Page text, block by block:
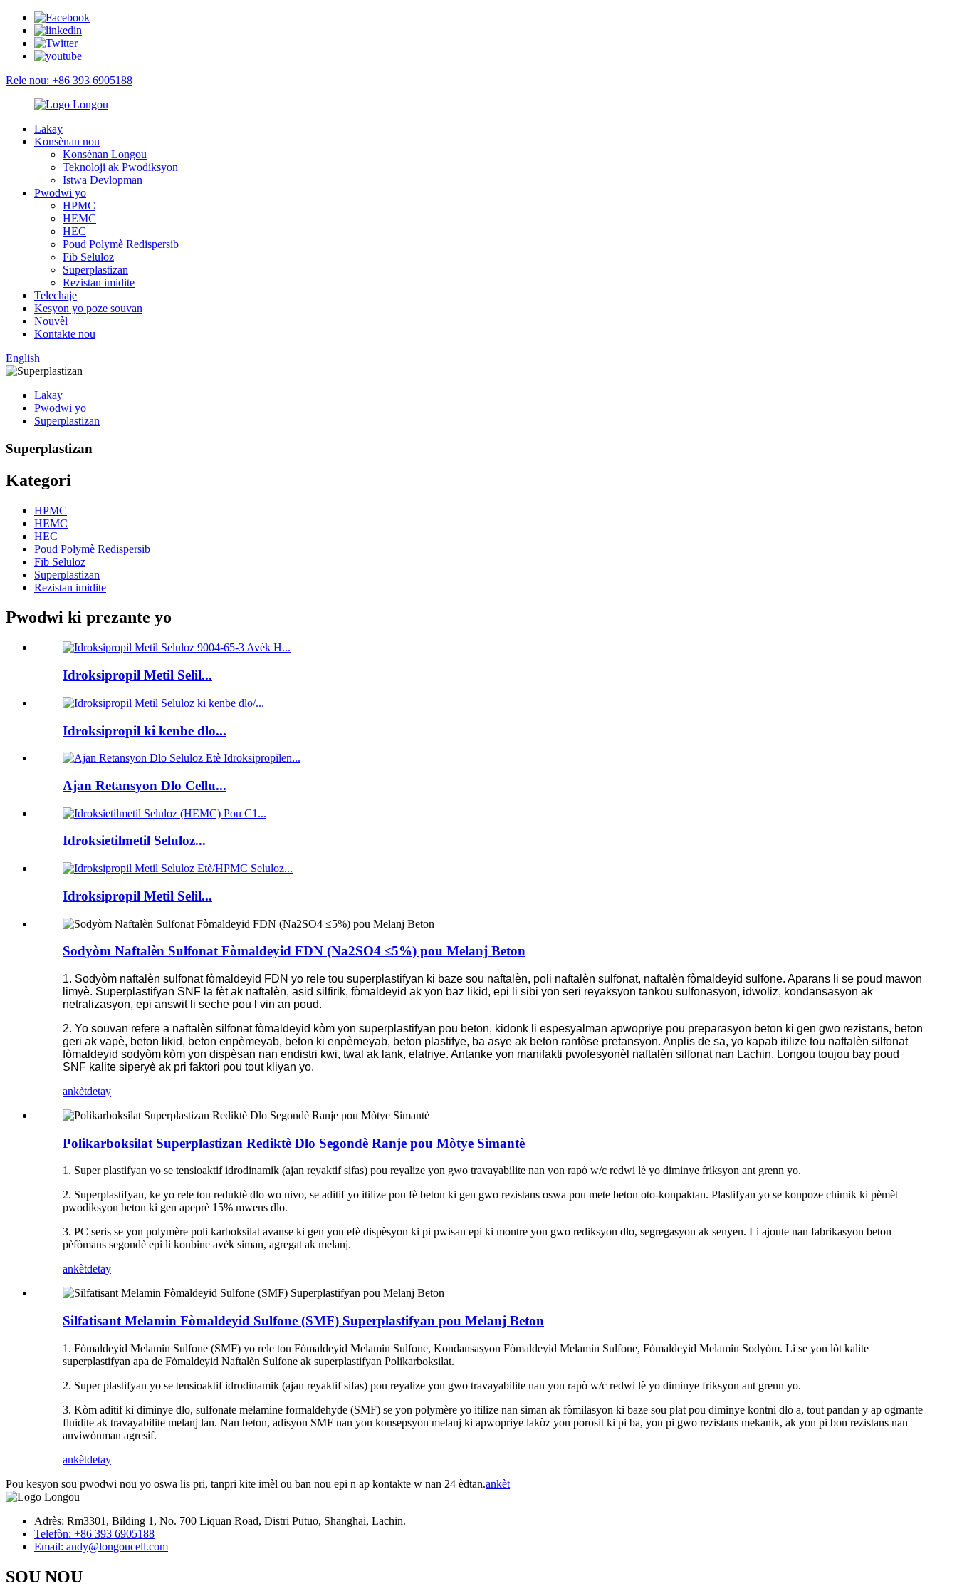
Rele nou: +86 393 6905188
Lakay
Konsènan nou
Konsènan Longou
Teknoloji ak Pwodiksyon
Istwa Devlopman
Pwodwi yo
HPMC
HEMC
HEC
Poud Polymè Redispersib
Fib Seluloz
Superplastizan
Rezistan imidite
Telechaje
Kesyon yo poze souvan
Nouvèl
Kontakte nou
English
Lakay
Pwodwi yo
Superplastizan
Superplastizan
Kategori
HPMC
HEMC
HEC
Poud Polymè Redispersib
Fib Seluloz
Superplastizan
Rezistan imidite
Pwodwi ki prezante yo
Idroksipropil Metil Selil...
Idroksipropil ki kenbe dlo...
Ajan Retansyon Dlo Cellu...
Idroksietilmetil Seluloz...
Idroksipropil Metil Selil...
Sodyòm Naftalèn Sulfonat Fòmaldeyid FDN (Na2SO4 ≤5%) pou Melanj Beton
1. Sodyòm naftalèn sulfonat fòmaldeyid FDN yo rele tou superplastifyan ki baze sou naftalèn, poli naftalèn sulfonat, naftalèn fòmaldeyid sulfone. Aparans li se poud mawon
limyè. Superplastifyan SNF la fèt ak naftalèn, asid silfirik, fòmaldeyid ak yon baz likid, epi li sibi yon seri reyaksyon tankou sulfonasyon, idwoliz, kondansasyon ak
netralizasyon, epi answit li seche pou l vin an poud.
2. Yo souvan refere a naftalèn silfonat fòmaldeyid kòm yon superplastifyan pou beton, kidonk li espesyalman apwopriye pou preparasyon beton ki gen gwo rezistans, beton
geri ak vapè, beton likid, beton enpèmeyab, beton ki enpèmeyab, beton plastifye, ba asye ak beton ranfòse pretansyon. Anplis de sa, yo kapab itilize tou naftalèn silfonat
fòmaldeyid sodyòm kòm yon dispèsan nan endistri kwi, twal ak lank, elatriye. Antanke yon manifakti pwofesyonèl naftalèn silfonat nan Lachin, Longou toujou bay poud
SNF kalite siperyè ak pri faktori pou tout kliyan yo.
ankètdetay
Polikarboksilat Superplastizan Rediktè Dlo Segondè Ranje pou Mòtye Simantè
1. Super plastifyan yo se tensioaktif idrodinamik (ajan reyaktif sifas) pou reyalize yon gwo travayabilite nan yon rapò w/c redwi lè yo diminye friksyon ant grenn yo.
2. Superplastifyan, ke yo rele tou reduktè dlo wo nivo, se aditif yo itilize pou fè beton ki gen gwo rezistans oswa pou mete beton oto-konpaktan. Plastifyan yo se konpoze chimik ki pèmèt
pwodiksyon beton ki gen apeprè 15% mwens dlo.
3. PC seris se yon polymère poli karboksilat avanse ki gen yon efè dispèsyon ki pi pwisan epi ki montre yon gwo rediksyon dlo, segregasyon ak senyen. Li ajoute nan fabrikasyon beton
pèfòmans segondè epi li konbine avèk siman, agregat ak melanj.
ankètdetay
Silfatisant Melamin Fòmaldeyid Sulfone (SMF) Superplastifyan pou Melanj Beton
1. Fòmaldeyid Melamin Sulfone (SMF) yo rele tou Fòmaldeyid Melamin Sulfone, Kondansasyon Fòmaldeyid Melamin Sulfone, Fòmaldeyid Melamin Sodyòm. Li se yon lòt kalite
superplastifyan apa de Fòmaldeyid Naftalèn Sulfone ak superplastifyan Polikarboksilat.
2. Super plastifyan yo se tensioaktif idrodinamik (ajan reyaktif sifas) pou reyalize yon gwo travayabilite nan yon rapò w/c redwi lè yo diminye friksyon ant grenn yo.
3. Kòm aditif ki diminye dlo, sulfonate melamine formaldehyde (SMF) se yon polymère yo itilize nan siman ak fòmilasyon ki baze sou plat pou diminye kontni dlo a, tout pandan y ap ogmante
fluidite ak travayabilite melanj lan. Nan beton, adisyon SMF nan yon konsepsyon melanj ki apwopriye lakòz yon porosit ki pi ba, yon pi gwo rezistans mekanik, ak yon pi bon rezistans nan
anviwònman agresif.
ankètdetay
Pou kesyon sou pwodwi nou yo oswa lis pri, tanpri kite imèl ou ban nou epi n ap kontakte w nan 24 èdtan.ankèt
Adrès: Rm3301, Bilding 1, No. 700 Liquan Road, Distri Putuo, Shanghai, Lachin.
Telefòn: +86 393 6905188
Email: andy@longoucell.com
SOU NOU